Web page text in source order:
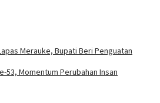
Merauke, Bupati Beri Penguatan
53, Momentum Perubahan Insan